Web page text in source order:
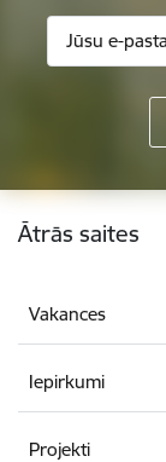
Kājene
Ātrās saites
Vakances
Iepirkumi
Projekti